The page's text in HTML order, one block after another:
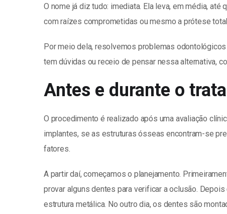
O nome já diz tudo: imediata. Ela leva, em média,
com raízes comprometidas ou mesmo a prótese
Por meio dela, resolvemos problemas
tem dúvidas ou receio de pensar nessa alternativa,
Antes e durante o
O procedimento é realizado após uma avaliação
implantes, se as estruturas ósseas encontram-se
fatores.
A partir daí, começamos o planejamento.
provar alguns dentes para verificar a oclusão.
estrutura metálica. No outro dia, os dentes são